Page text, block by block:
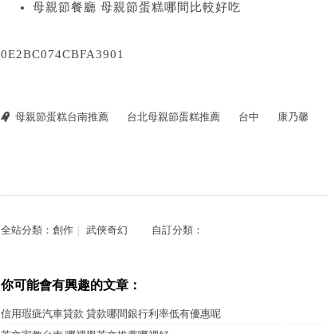
母親節餐廳 母親節蛋糕哪間比較好吃
0E2BC074CBFA3901
母親節蛋糕台南推薦 台北母親節蛋糕推薦 台中 康乃馨
全站分類： 創作 武俠奇幻 自訂分類：
你可能會有興趣的文章：
信用瑕疵汽車貸款 貸款哪間銀行利率低有優惠呢